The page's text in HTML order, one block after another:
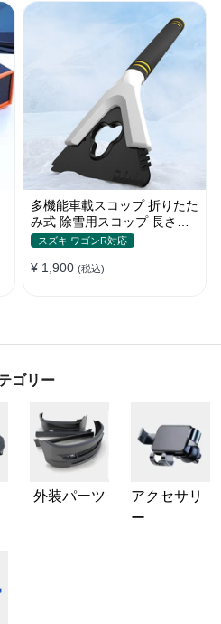
多機能車載スコップ 折りたた
み式 除雪用スコップ 長さ調
節可能 除雪 雪かきシャベル
車用 軽量 使い勝手良い
スズキ ワゴンR対応
¥ 1,900 (税込)
ゴリー
外装パーツ
アクセサリ
ー